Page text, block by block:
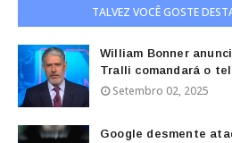
TALVEZ VOCÊ GOSTE
William Bonner
Tralli comandará o
Setembro 02, 2025
Google desmente